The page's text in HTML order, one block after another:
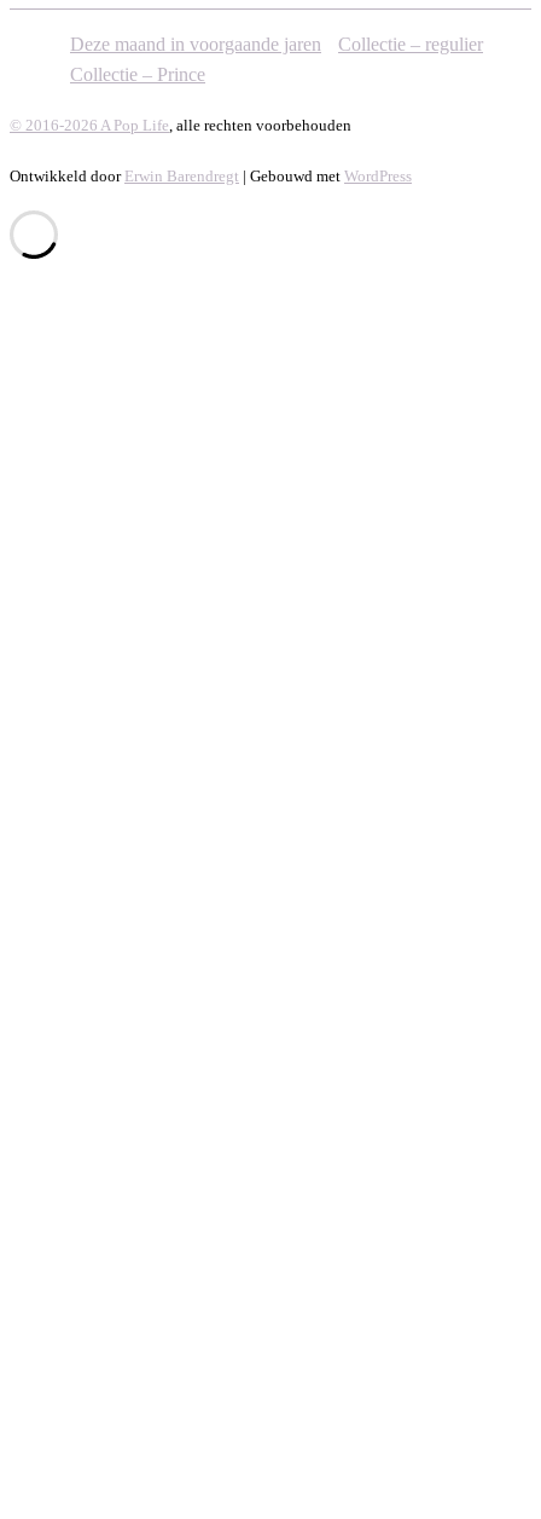
Deze maand in voorgaande jaren
Collectie – regulier
Collectie – Prince
© 2016-2026 A Pop Life, alle rechten voorbehouden
Ontwikkeld door Erwin Barendregt | Gebouwd met WordPress